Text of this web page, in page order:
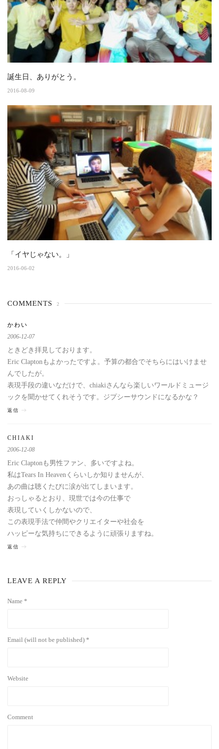
誕生日、ありがとう。
2016-08-09
「イヤじゃない。」
2016-06-02
COMMENTS 2
かわい
2006-12-07
ときどき拝見しております。
Eric Claptonもよかったですよ。予算の都合でそちらにはいけませ
んでしたが。
表現手段の違いなだけで、chiakiさんなら楽しいワールドミュージ
ックを聞かせてくれそうです。ジプシーサウンドになるかな？
返信
CHIAKI
2006-12-08
Eric Claptonも男性ファン、多いですよね。
私はTears In Heavenくらいしか知りませんが、
あの曲は聴くたびに涙が出てしまいます。
おっしゃるとおり、現世では今の仕事で
表現していくしかないので、
この表現手法で仲間やクリエイターや社会を
ハッピーな気持ちにできるように頑張りますね。
返信
LEAVE A REPLY
Name *
Email (will not be published) *
Website
Comment